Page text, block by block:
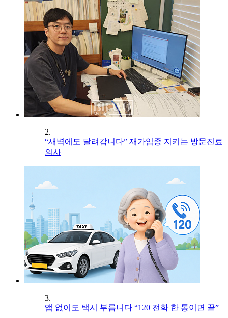
2.
“새벽에도 달려갑니다” 재가임종 지키는 방문진료
의사
3.
앱 없이도 택시 부릅니다 “120 전화 한 통이면 끝”